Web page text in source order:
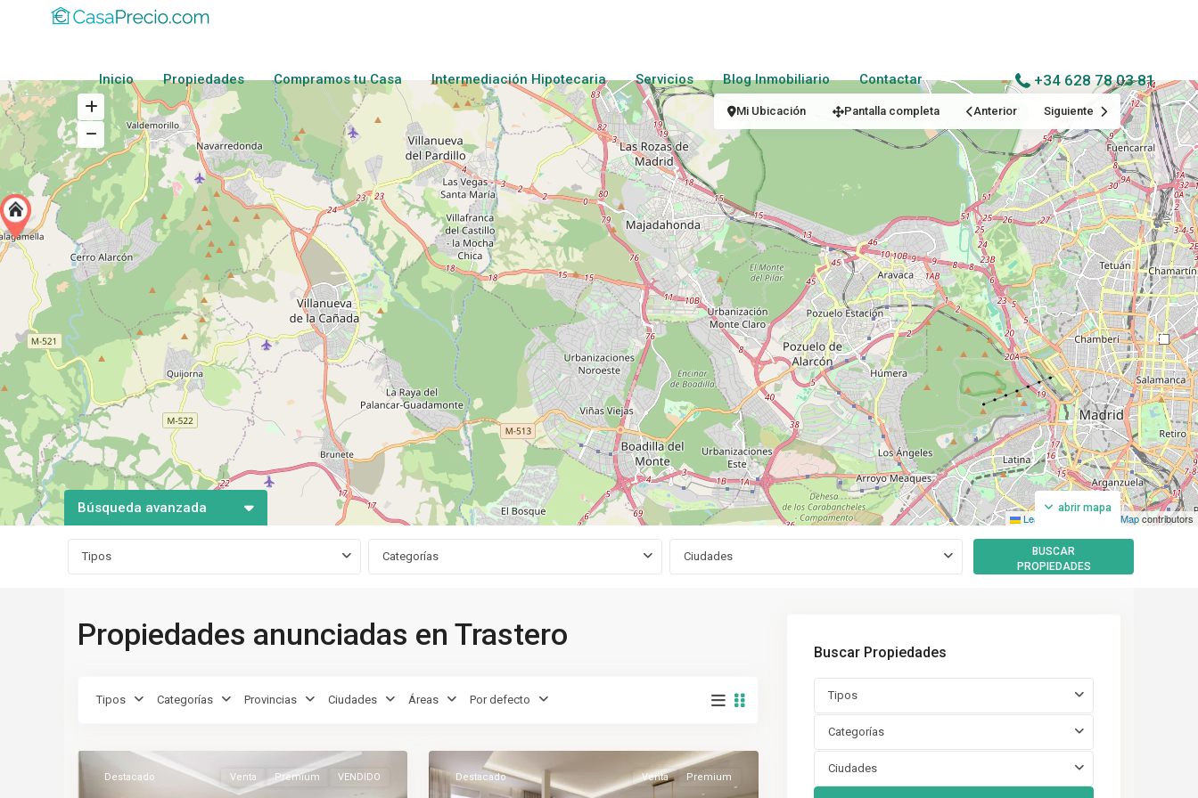
Inicio Propiedades Compramos tu Casa Intermediación Hipotecaria Servicios Blog Inmobiliario Contactar +34 628 78 03 81
8
Leaflet OpenStreetMapcontributors
abrir mapa
Mi Ubicación Pantalla completa Anterior Siguiente
Búsqueda avanzada
Tipos Categorías Ciudades
BUSCAR
PROPIEDADES
Propiedades anunciadas en Trastero
Tipos Categorías Provincias Ciudades Áreas Por defecto
Destacado Venta Premium VENDIDO Destacado Venta Premium
Buscar Propiedades
Tipos
Categorías
Ciudades